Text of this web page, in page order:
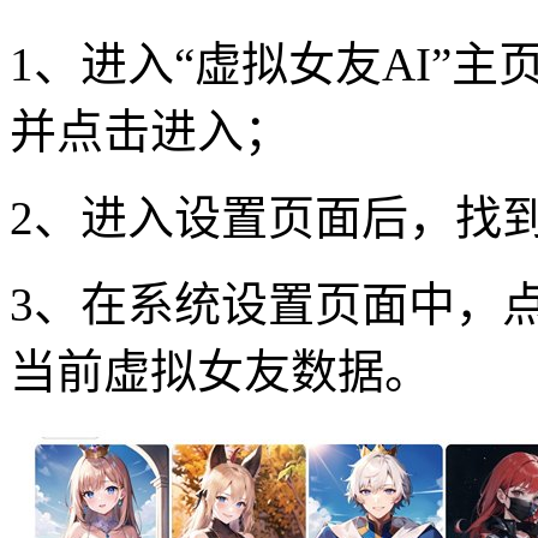
1、进入“虚拟女友AI”主
并点击进入；
2、进入设置页面后，找
3、在系统设置页面中，
当前虚拟女友数据。